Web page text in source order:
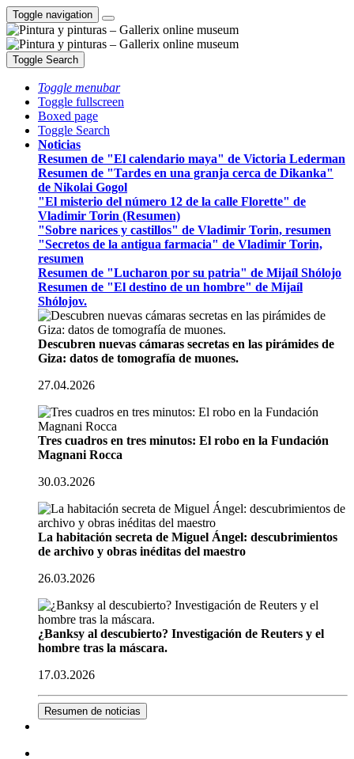
Toggle navigation
Toggle Search
Toggle menubar
Toggle fullscreen
Boxed page
Toggle Search
Noticias
Resumen de "El calendario maya" de Victoria Lederman
Resumen de "Tardes en una granja cerca de Dikanka"
de Nikolai Gogol
"El misterio del número 12 de la calle Florette" de
Vladimir Torin (Resumen)
"Sobre narices y castillos" de Vladimir Torin, resumen
"Secretos de la antigua farmacia" de Vladimir Torin,
resumen
Resumen de "Lucharon por su patria" de Mijaíl Shólojo
Resumen de "El destino de un hombre" de Mijaíl
Shólojov.
Descubren nuevas cámaras secretas en las pirámides de
Giza: datos de tomografía de muones.
27.04.2026
Tres cuadros en tres minutos: El robo en la Fundación
Magnani Rocca
30.03.2026
La habitación secreta de Miguel Ángel: descubrimientos
de archivo y obras inéditas del maestro
26.03.2026
¿Banksy al descubierto? Investigación de Reuters y el
hombre tras la máscara.
17.03.2026
Resumen de noticias